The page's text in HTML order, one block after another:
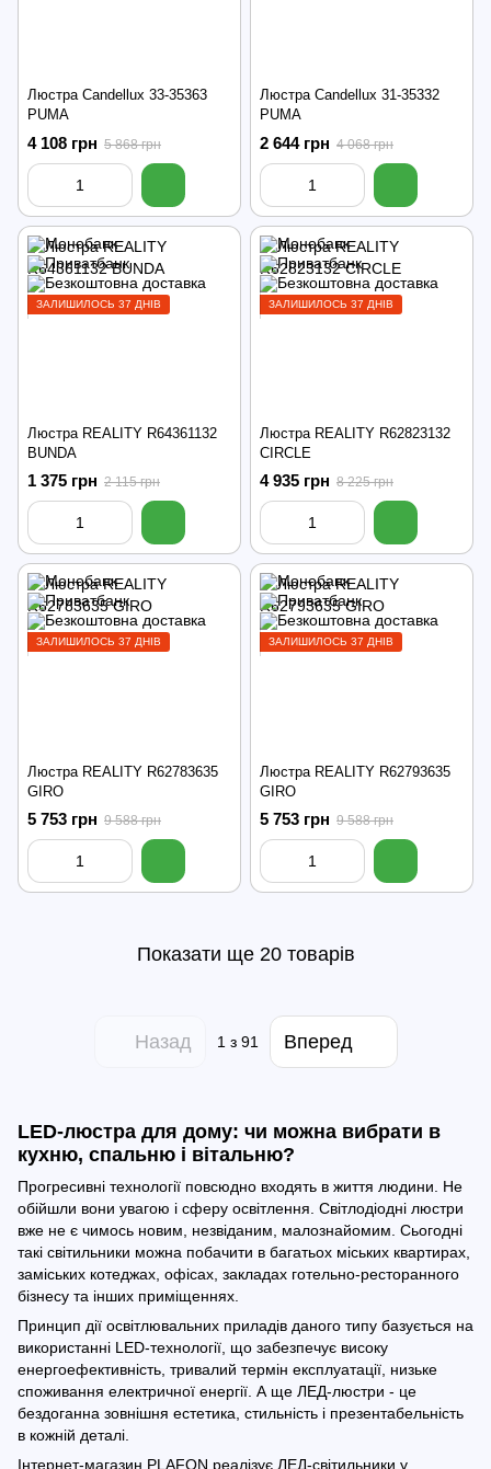
Люстра Candellux 33-35363
PUMA
4 108 грн 5 868 грн
Люстра Candellux 31-35332
PUMA
2 644 грн 4 068 грн
ЗАЛИШИЛОСЬ 37 ДНІВ
Люстра REALITY R64361132
BUNDA
1 375 грн 2 115 грн
ЗАЛИШИЛОСЬ 37 ДНІВ
Люстра REALITY R62823132
CIRCLE
4 935 грн 8 225 грн
ЗАЛИШИЛОСЬ 37 ДНІВ
Люстра REALITY R62783635
GIRO
5 753 грн 9 588 грн
ЗАЛИШИЛОСЬ 37 ДНІВ
Люстра REALITY R62793635
GIRO
5 753 грн 9 588 грн
Показати ще 20 товарів
Назад 1з 91 Вперед
LED-люстра для дому: чи можна вибрати в
кухню, спальню і вітальню?
Прогресивні технології повсюдно входять в життя людини. Не
обійшли вони увагою і сферу освітлення. Світлодіодні люстри
вже не є чимось новим, незвіданим, малознайомим. Сьогодні
такі світильники можна побачити в багатьох міських квартирах,
заміських котеджах, офісах, закладах готельно-ресторанного
бізнесу та інших приміщеннях.
Принцип дії освітлювальних приладів даного типу базується на
використанні LED-технології, що забезпечує високу
енергоефективність, тривалий термін експлуатації, низьке
споживання електричної енергії. А ще ЛЕД-люстри - це
бездоганна зовнішня естетика, стильність і презентабельність
в кожній деталі.
Інтернет-магазин PLAFON реалізує ЛЕД-світильники у